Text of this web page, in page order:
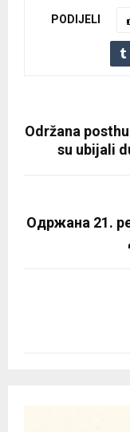
PODIJELI
Održana
su ubijali
Одржана 21.